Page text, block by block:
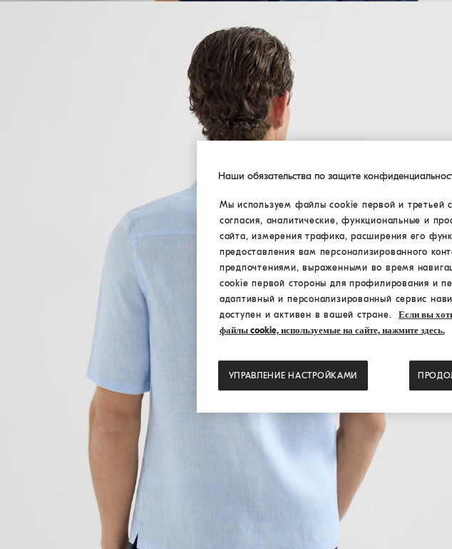
Наши обязательства по защите
Мы используем файлы cookie первой и третьей
согласия, аналитические, функциональные и
сайта, измерения трафика, расширения его
предоставления вам персонализированного
предпочтениями, выраженными во время
cookie первой стороны для профилирования и
адаптивный и персонализированный сервис
доступен и активен в вашей стране.
Если вы
файлы cookie, используемые на сайте, нажмите здесь.
УПРАВЛЕНИЕ НАСТРОЙКАМИ